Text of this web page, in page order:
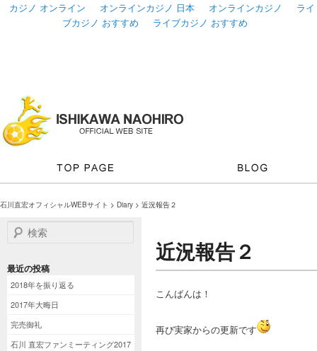
カジノ オンライン オンラインカジノ 日本 オンラインカジノ
ライ
ブカジノ おすすめ
ライブカジノ おすすめ
石川直宏オフィシャルWEBサイト > Diary > 近況報告２
検索
最近の投稿
2018年を振り返る
2017年大晦日
完売御礼
石川 直宏ファンミーティング2017
近況報告２
こんばんは！
再び実家からの更新です